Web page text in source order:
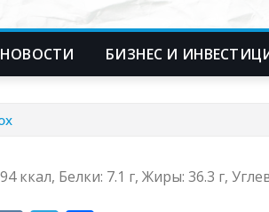
НОВОСТИ БИЗНЕС И
ккал, Белки: 7.1 г, Жиры: 36.3 г,